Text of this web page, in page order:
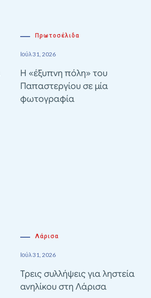
Πρωτοσέλιδα
Ιούλ 31, 2026
Η «έξυπνη πόλη» του
Παπαστεργίου σε μία
φωτογραφία
Λάρισα
Ιούλ 31, 2026
Τρεις συλλήψεις για ληστεία
ανηλίκου στη Λάρισα